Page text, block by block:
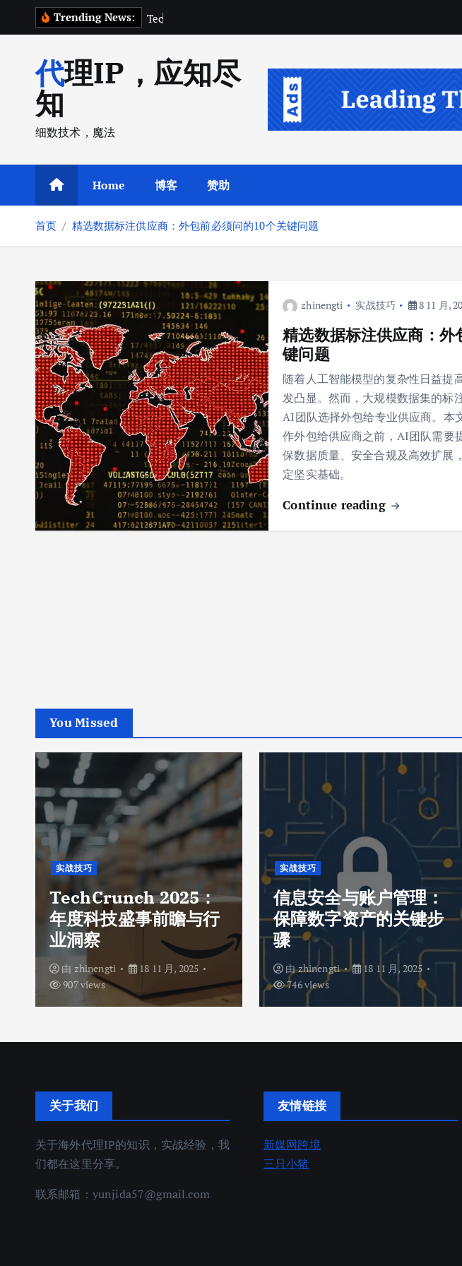
Trending News: Tec
代理IP，应知尽
知
细数技术，魔法
Home 博客 赞助
首页 精选数据标注供应商：外包前必须问的10个关键问题
zhinengti 实战技巧 8 11 月,
精选数据标注供应商：
键问题
随着人工智能模型的复杂性日益提
发凸显。然而，大规模数据集的标
AI团队选择外包给专业供应商。本
作外包给供应商之前，AI团队需要
保数据质量、安全合规及高效扩展
定坚实基础。
Continue reading
You Missed
实战技巧
TechCrunch 2025：
年度科技盛事前瞻与行
业洞察
由 zhinengti
18 11 月, 2025
907 views
实战技巧
信息安全与账户管理：
保障数字资产的关键步
骤
由zhinengti
18 11 月, 2025
746 views
关于我们
关于海外代理IP的知识，实战经验，我
们都在这里分享。
联系邮箱： yunjida57@gmail.com
友情链接
新媒网跨境
三只小猪